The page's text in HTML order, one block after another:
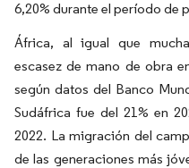
6,20% durante el período de
África, al igual que
escasez de mano de obra
según datos del Banco
Sudáfrica fue del 21% en
2022. La migración del
de las generaciones más